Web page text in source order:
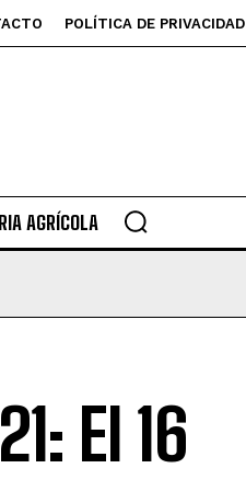
POLÍTICA DE PRIVACIDAD
AGRÍCOLA
El 16